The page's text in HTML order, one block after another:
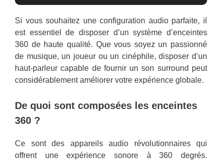
Si vous souhaitez une configuration audio parfaite, il
est essentiel de disposer d’un système d’enceintes
360 de haute qualité. Que vous soyez un passionné
de musique, un joueur ou un cinéphile, disposer d’un
haut-parleur capable de fournir un son surround peut
considérablement améliorer votre expérience globale.
De quoi sont composées les enceintes
360 ?
Ce sont des appareils audio révolutionnaires qui
offrent une expérience sonore à 360 degrés.